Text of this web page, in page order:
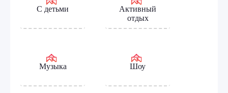
С детьми
Активный
отдых
Музыка Шоу